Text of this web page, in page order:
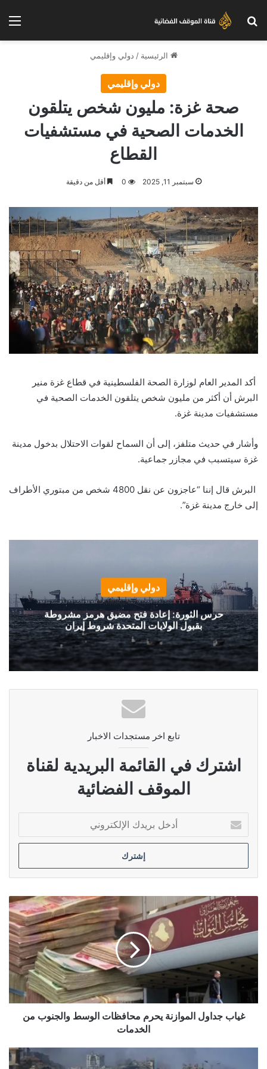
بحث عن
الرئيسية / دولي وإقليمي
دولي وإقليمي
صحة غزة: مليون شخص يتلقون
الخدمات الصحية في مستشفيات
القطاع
سبتمبر 11, 2025 0 أقل من دقيقة
أكد المدير العام لوزارة الصحة الفلسطينية في قطاع غزة منير
البرش أن أكثر من مليون شخص يتلقون الخدمات الصحية في
مستشفيات مدينة غزة.
وأشار في حديث متلفز، إلى أن السماح لقوات الاحتلال بدخول مدينة
غزة سيتسبب في مجازر جماعية.
البرش قال إننا “عاجزون عن نقل 4800 شخص من مبتوري الأطراف
إلى خارج مدينة غزة”.
دولي وإقليمي
حرس الثورة: إعادة فتح مضيق هرمز مشروطة
بقبول الولايات المتحدة شروط إيران
تابع اخر مستجدات الاخبار
اشترك في القائمة البريدية لقناة
الموقف الفضائية
بريدك
الإلكتروني
جداول
الموازنة
محافظات
الوسط
والجنوب
من
الخدمات
غياب جداول الموازنة يحرم محافظات الوسط والجنوب من
الخدمات